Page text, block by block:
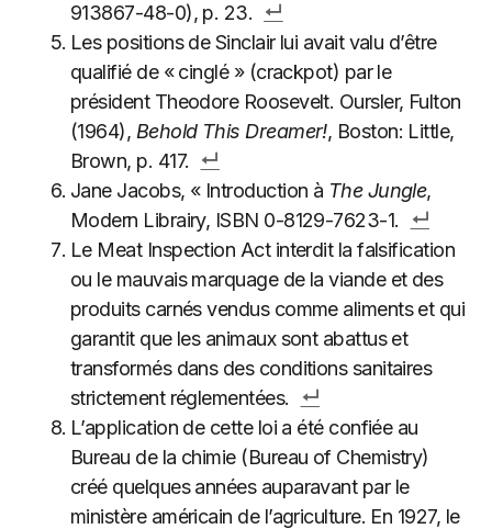
913867-48-0), p. 23.
Les positions de Sinclair lui avait valu d’être
qualifié de « cinglé » (crackpot) par le
président Theodore Roosevelt. Oursler, Fulton
(1964), Behold This Dreamer!, Boston: Little,
Brown, p. 417.
Jane Jacobs, « Introduction à The Jungle,
Modern Librairy, ISBN 0-8129-7623-1.
Le Meat Inspection Act interdit la falsification
ou le mauvais marquage de la viande et des
produits carnés vendus comme aliments et qui
garantit que les animaux sont abattus et
transformés dans des conditions sanitaires
strictement réglementées.
L’application de cette loi a été confiée au
Bureau de la chimie (Bureau of Chemistry)
créé quelques années auparavant par le
ministère américain de l’agriculture. En 1927, le